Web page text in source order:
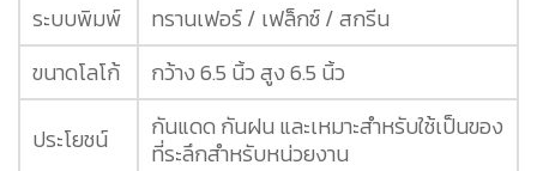
ระบบพิมพ์
ทรานเฟอร์ / เฟล็กซ์ / สกรีน
ขนาดโลโก้
กว้าง 6.5 นิ้ว สูง 6.5 นิ้ว
ประโยชน์
กันแดด กันฝน และเหมาะสำหรับใช้เป็นของ
ที่ระลึกสำหรับหน่วยงาน